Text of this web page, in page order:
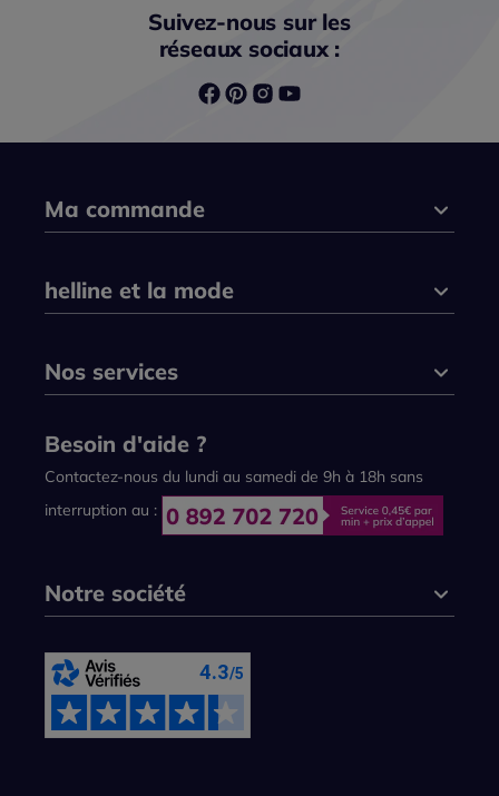
Suivez-nous sur les
réseaux sociaux :
Ma commande
helline et la mode
Nos services
Besoin d'aide ?
Contactez-nous du lundi au samedi de 9h à 18h sans
interruption au :
Notre société